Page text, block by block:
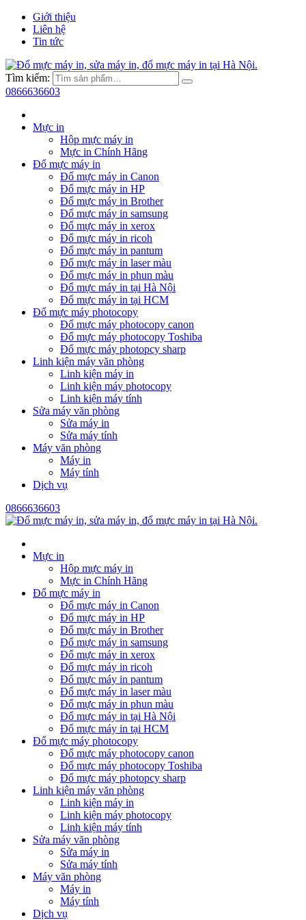
Giới thiệu
Liên hệ
Tin tức
Tìm kiếm:
0866636603
Mực in
Hộp mực máy in
Mực in Chính Hãng
Đổ mực máy in
Đổ mực máy in Canon
Đổ mực máy in HP
Đổ mực máy in Brother
Đổ mực máy in samsung
Đổ mực máy in xerox
Đổ mực máy in ricoh
Đổ mực máy in pantum
Đổ mực máy in laser màu
Đổ mực máy in phun màu
Đổ mực máy in tại Hà Nội
Đổ mực máy in tại HCM
Đổ mực máy photocopy
Đổ mực máy photocopy canon
Đổ mực máy photocopy Toshiba
Đổ mực máy photopcy sharp
Linh kiện máy văn phòng
Linh kiện máy in
Linh kiện máy photocopy
Linh kiện máy tính
Sửa máy văn phòng
Sửa máy in
Sửa máy tính
Máy văn phòng
Máy in
Máy tính
Dịch vụ
0866636603
Mực in
Hộp mực máy in
Mực in Chính Hãng
Đổ mực máy in
Đổ mực máy in Canon
Đổ mực máy in HP
Đổ mực máy in Brother
Đổ mực máy in samsung
Đổ mực máy in xerox
Đổ mực máy in ricoh
Đổ mực máy in pantum
Đổ mực máy in laser màu
Đổ mực máy in phun màu
Đổ mực máy in tại Hà Nội
Đổ mực máy in tại HCM
Đổ mực máy photocopy
Đổ mực máy photocopy canon
Đổ mực máy photocopy Toshiba
Đổ mực máy photopcy sharp
Linh kiện máy văn phòng
Linh kiện máy in
Linh kiện máy photocopy
Linh kiện máy tính
Sửa máy văn phòng
Sửa máy in
Sửa máy tính
Máy văn phòng
Máy in
Máy tính
Dịch vụ